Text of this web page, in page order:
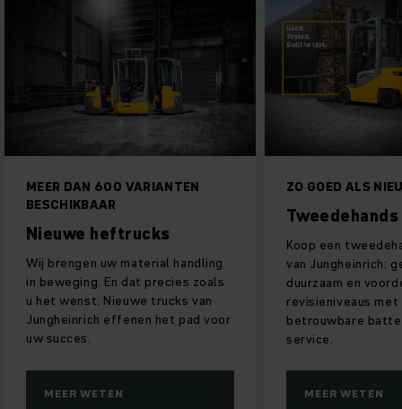
MEER DAN 600 VARIANTEN
BESCHIKBAAR
Nieuwe heftrucks
Wij brengen uw material handling
in beweging. En dat precies zoals
u het wenst. Nieuwe trucks van
Jungheinrich effenen het pad voor
uw succes.
MEER WETEN
ZO GOED ALS
Koop een
van Jungheinrich:
duurzaam en
revisieniveaus
betrouwbare
service.
MEER WETEN